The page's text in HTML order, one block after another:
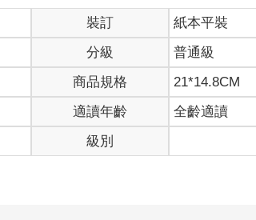
睡。只要他的頭點一下，屁股底下的椅子
打混的人，所以只是打瞌睡的話，美星咖啡
習有愈來愈嚴重的傾向。
都是第一次光顧。我有時候也會和這種人互
。
張可容納四人的桌子，現在都被兩人組的客人
裝訂
紙本平裝
分級
普通級
商品規格
21*14.8CM
適讀年齡
全齡適讀
級別